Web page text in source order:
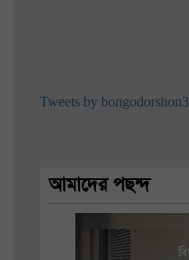
Tweets by bongodorshon3
আমাদের পছন্দ